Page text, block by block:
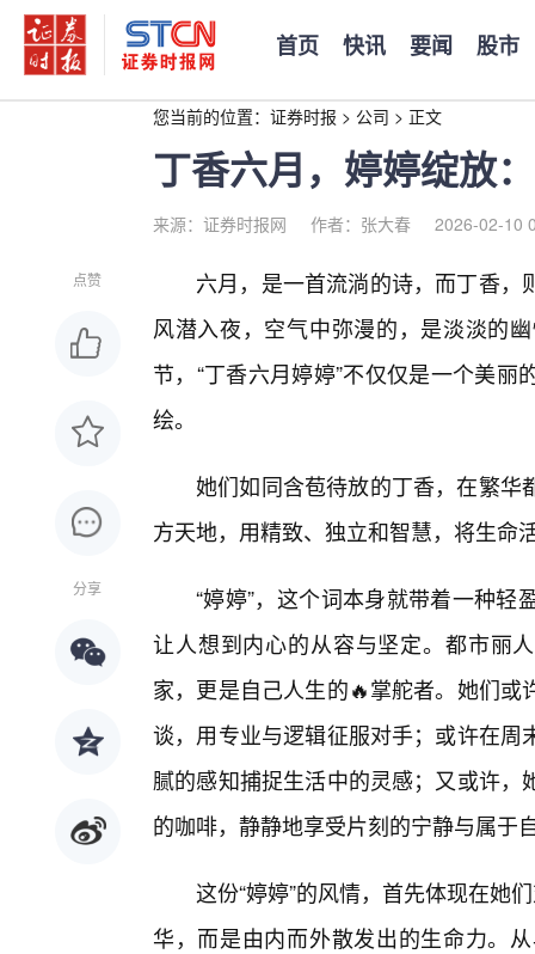
首页 快讯 要闻 股市
您当前的位置： 证券时报 > 公司 > 正文
丁香六月，婷婷绽放
来源：证券时报网 作者：张大春 2026-02-10
点赞
分享
六月，是一首流淌的诗，而丁香
风潜入夜，空气中弥漫的，是淡淡的
节，“丁香六月婷婷”不仅仅是一个美
绘。
她们如同含苞待放的丁香，在繁华
方天地，用精致、独立和智慧，将生命
“婷婷”，这个词本身就带着一种
让人想到内心的从容与坚定。都市丽
家，更是自己人生的🔥掌舵者。她们
谈，用专业与逻辑征服对手；或许在
腻的感知捕捉生活中的灵感；又或许
的咖啡，静静地享受片刻的宁静与属于
这份“婷婷”的风情，首先体现在她
华，而是由内而外散发出的生命力。